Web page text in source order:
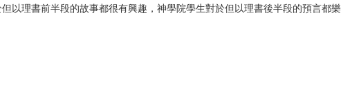
以理書前半段的故事都很有興趣，神學院學生對於但以理書後半段的預言都